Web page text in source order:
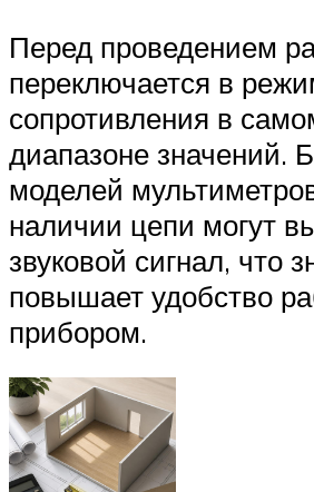
Перед проведением
переключается в
сопротивления в
диапазоне значений.
моделей
наличии цепи могут
звуковой сигнал, что
повышает удобство
прибором.